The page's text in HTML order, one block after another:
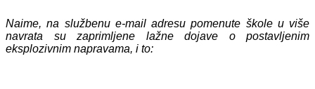
Naime, na službenu e-mail adresu pomenute škole u više
navrata su zaprimljene lažne dojave o postavljenim
eksplozivnim napravama, i to: